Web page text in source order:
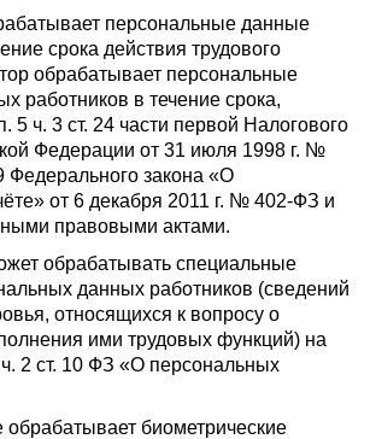
персональные данные
срока действия трудового
обрабатывает персональные
работников в течение срока,
5 ч. 3 ст. 24 части первой Налогового
Федерации от 31 июля 1998 г. №
Федерального закона «О
от 6 декабря 2011 г. № 402-ФЗ и
правовыми актами.
обрабатывать специальные
данных работников (сведений
относящихся к вопросу о
ими трудовых функций) на
2 ст. 10 ФЗ «О персональных
биометрические